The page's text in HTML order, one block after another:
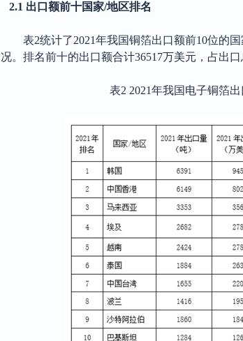
2.1 出口额前十国家/地区排名
表2统计了2021年我国铜箔出口额前10位的
况。排名前十的出口额合计36517万美元，占出口
表2 2021年我国电子铜箔